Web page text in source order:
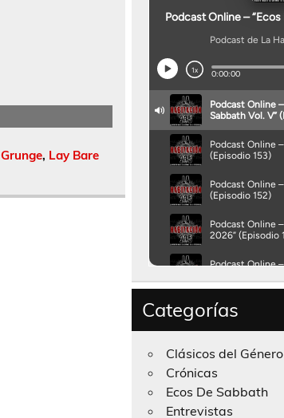
Grunge, Lay Bare
Categorías
Clásicos del Género
Crónicas
Ecos De Sabbath
Entrevistas